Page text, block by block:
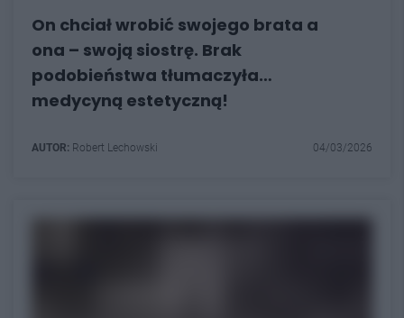
On chciał wrobić swojego brata a
ona – swoją siostrę. Brak
podobieństwa tłumaczyła…
medycyną estetyczną!
AUTOR: Robert Lechowski 04/03/2026